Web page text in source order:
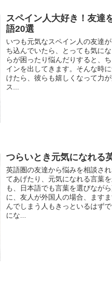
スペイン人大好き！友達
語20選
いつも元気なスペイン人の友達
ち込んでいたら、とっても気に
らが困ったり悩んだりすると、
インを出してきます。そんな時
けたら、彼らも嬉しくなって力
ス...
つらいとき元気になれる
英語圏の友達から悩みを相談さ
てあげたり、元気になれる言葉
も、日本語でも言葉を選びなが
に、友人が外国人の場合、ます
んでしまう人もきっといるはず
にな...